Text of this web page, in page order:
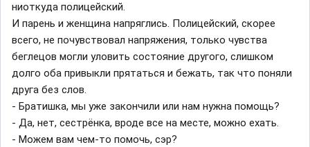
ниоткуда полицейский.
И парень и женщина напряглись. Полицейский, скорее
всего, не почувствовал напряжения, только чувства
беглецов могли уловить состояние другого, слишком
долго оба привыкли прятаться и бежать, так что поняли
друга без слов.
- Братишка, мы уже закончили или нам нужна помощь?
- Да, нет, сестрёнка, вроде все на месте, можно ехать.
- Можем вам чем-то помочь, сэр?